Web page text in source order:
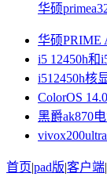
华硕
华硕PRIME
i5 12450h和
i512450h核
ColorOS
黑爵ak870
首页|pad版|客户端|